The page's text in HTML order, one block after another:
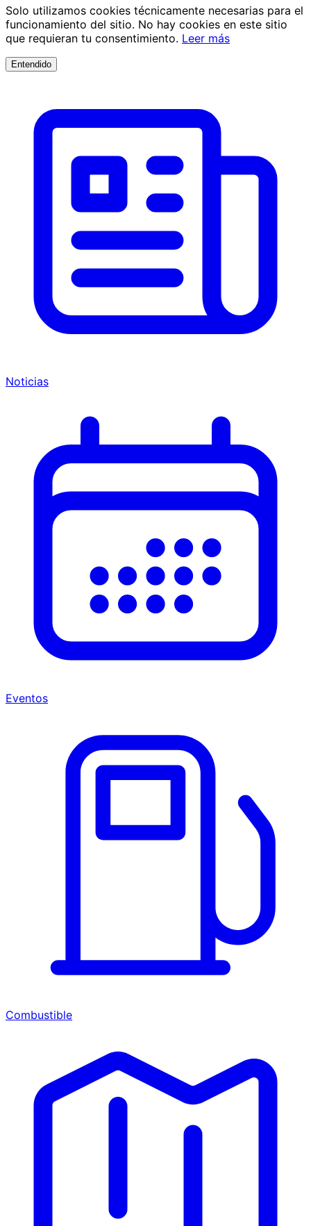
Solo utilizamos cookies técnicamente necesarias para el
funcionamiento del sitio. No hay cookies en este sitio
que requieran tu consentimiento. Leer más
Entendido
Noticias
Eventos
Combustible